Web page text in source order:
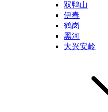
双鸭山
伊春
鹤岗
黑河
大兴安岭